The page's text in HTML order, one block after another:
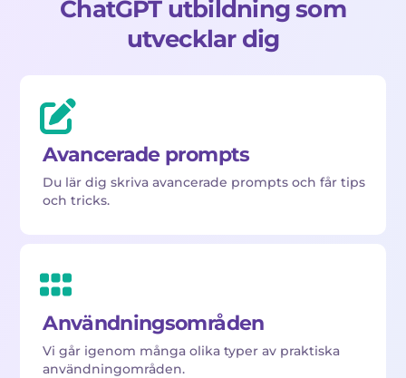
ChatGPT utbildning som
utvecklar dig
Avancerade prompts
Du lär dig skriva avancerade prompts och får tips
och tricks.
Användningsområden
Vi går igenom många olika typer av praktiska
användningområden.